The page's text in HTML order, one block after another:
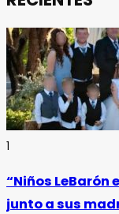
1
“Niños
junto a sus